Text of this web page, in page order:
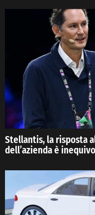
Stellantis, la risposta
dell’azienda è